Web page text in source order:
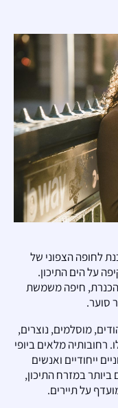
לחופה הצפוני של
על הים התיכון.
חיפה משמשת
סוער.
מוסלמים, נוצרים,
רחובותיה מלאים ביופי
ייחודיים ואנשים
במזרח התיכון,
על תיירים.